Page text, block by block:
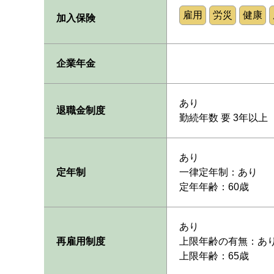
加入保険 雇用 労災 健康
企業年金
退職金制度
あり
勤続年数 要 3年以上
定年制
あり
一律定年制：あり
定年年齢：60歳
再雇用制度
あり
上限年齢の有無：あ
上限年齢：65歳